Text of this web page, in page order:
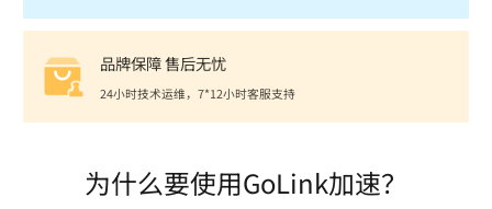
品牌保障 售后无忧
24小时技术运维，7*12小时客服支持
为什么要使用GoLink加速？